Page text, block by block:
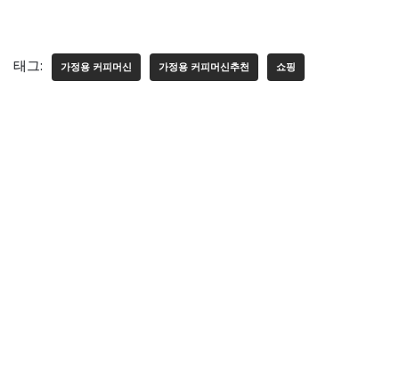
태그: 가정용 커피머신 가정용 커피머신추천 쇼핑